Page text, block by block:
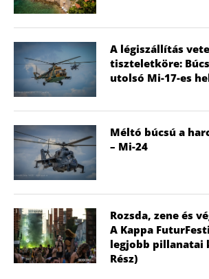
A légiszállítás
tiszteletköre:
utolsó Mi-17-es
Méltó búcsú a
– Mi-24
Rozsda, zene és
A Kappa
legjobb pillanatai
Rész)